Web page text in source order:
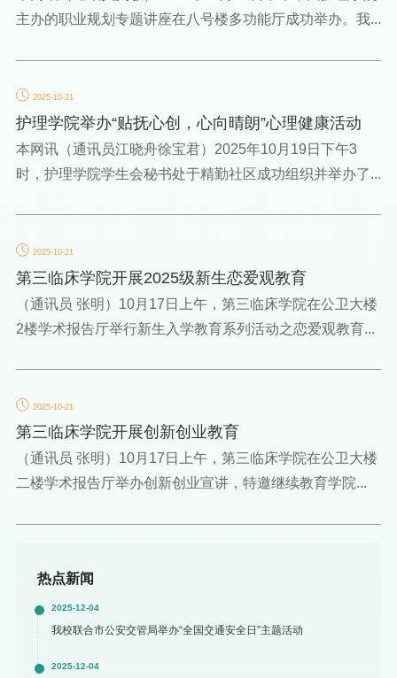
主办的职业规划专题讲座在八号楼多功能厅成功举办。我...
2025-10-21
护理学院举办“贴抚心创，心向晴朗”心理健康活动
本网讯（通讯员江晓舟徐宝君）2025年10月19日下午3
时，护理学院学生会秘书处于精勤社区成功组织并举办了...
2025-10-21
第三临床学院开展2025级新生恋爱观教育
（通讯员 张明）10月17日上午，第三临床学院在公卫大楼
2楼学术报告厅举行新生入学教育系列活动之恋爱观教育...
2025-10-21
第三临床学院开展创新创业教育
（通讯员 张明）10月17日上午，第三临床学院在公卫大楼
二楼学术报告厅举办创新创业宣讲，特邀继续教育学院...
热点新闻
2025-12-04
我校联合市公安交管局举办“全国交通安全日”主题活动
2025-12-04